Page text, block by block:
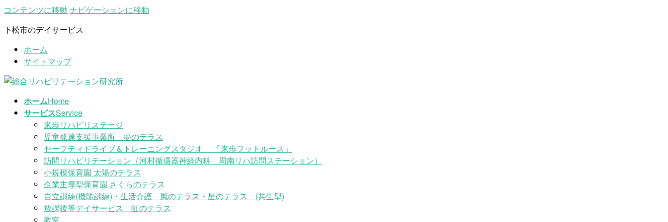
コンテンツに移動 ナビゲーションに移動
下松市のデイサービス
ホーム
サイトマップ
ホームHome
サービスService
来歩リハビリステージ
児童発達支援事業所 夢のテラス
セーフティドライブ＆トレーニングスタジオ 「来歩フットルース」
訪問リハビリテーション（河村循環器神経内科 周南リハ訪問ステーション）
小規模保育園 太陽のテラス
企業主導型保育園 さくらのテラス
自立訓練(機能訓練)・生活介護 風のテラス・星のテラス (共生型)
放課後等デイサービス 虹のテラス